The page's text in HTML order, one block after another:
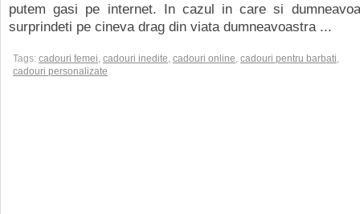
putem gasi pe internet. In cazul in care si
surprindeti pe cineva drag din viata dumneavoastra ...
Tags: cadouri femei, cadouri inedite, cadouri online, cadouri pentru barbati,
cadouri personalizate